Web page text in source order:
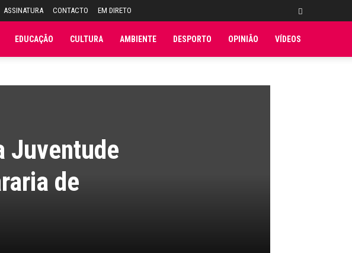
ASSINATURA CONTACTO EM DIRETO
EDUCAÇÃO CULTURA AMBIENTE DESPORTO OPINIÃO VÍDEOS
Juventude
de